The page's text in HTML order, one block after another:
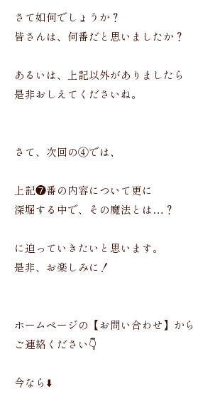
さて如何でしょうか？
皆さんは、何番だと思いましたか？
あるいは、上記以外がありましたら
是非おしえてくださいね。
さて、次回の④では、
上記❼番の内容について更に
深堀する中で、その魔法とは…？
に迫っていきたいと思います。
是非、お楽しみに！
ホームページの【お問い合わせ】から
ご連絡ください👇
今なら⬇️